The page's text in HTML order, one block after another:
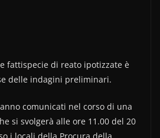
fattispecie di reato ipotizzate è
delle indagini preliminari.
comunicati nel corso di una
si svolgerà alle ore 11.00 del 20